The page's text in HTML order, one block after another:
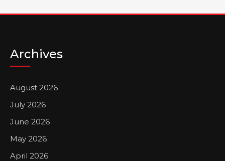
Archives
August 2026
July 2026
June 2026
May 2026
April 2026